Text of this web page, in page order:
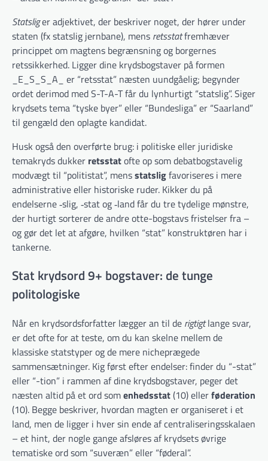
Statsliger adjektivet, der beskriver noget, der hører under
staten (fx statslig jernbane), mens retsstatfremhæver
princippet om magtens begrænsning og borgernes
retssikkerhed. Ligger dine krydsbogstaver på formen
_E_S_S_A_ er “retsstat” næsten uundgåelig; begynder
ordet derimod med S-T-A-T får du lynhurtigt “statslig”. Siger
krydsets tema “tyske byer” eller “Bundesliga” er “Saarland”
til gengæld den oplagte kandidat.
Husk også den overførte brug: i politiske eller juridiske
temakryds dukker retsstatofte op som debatbogstavelig
modvægt til “politistat”, mensstatsligfavoriseres i mere
administrative eller historiske ruder. Kikker du på
endelserne ‑slig, ‑stat og ‑land får du tre tydelige mønstre,
der hurtigt sorterer de andre otte-bogstavs fristelser fra –
og gør det let at afgøre, hvilken “stat” konstruktøren har i
tankerne.
Stat krydsord 9+ bogstaver: de tunge
politologiske
Når en krydsordsforfatter lægger an til de rigtigtlange svar,
er det ofte for at teste, om du kan skelne mellem de
klassiske statstyper og de mere nicheprægede
sammensætninger. Kig først efter endelser: finder du “-stat”
eller “-tion” i rammen af dine krydsbogstaver, peger det
næsten altid på et ord somenhedsstat(10) ellerføderation
(10). Begge beskriver, hvordan magten er organiseret i et
land, men de ligger i hver sin ende af centraliseringsskalaen
– et hint, der nogle gange afsløres af krydsets øvrige
tematiske ord som “suveræn” eller “føderal”.